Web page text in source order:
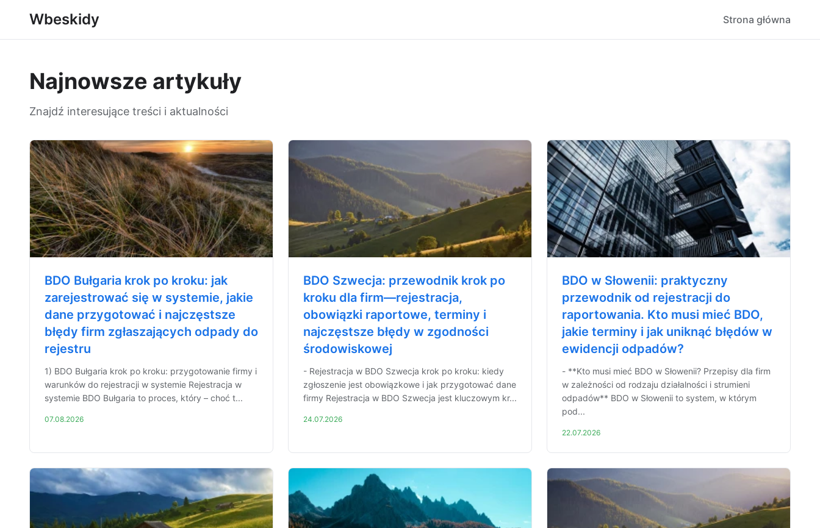
Wbeskidy Strona główna
Najnowsze artykuły
Znajdź interesujące treści i aktualności
BDO Bułgaria krok po kroku: jak
zarejestrować się w systemie, jakie
dane przygotować i najczęstsze
błędy firm zgłaszających odpady do
rejestru
1) BDO Bułgaria krok po kroku: przygotowanie firmy i
warunków do rejestracji w systemie Rejestracja w
systemie BDO Bułgaria to proces, który – choć t...
07.08.2026
BDO Szwecja: przewodnik krok po
kroku dla firm—rejestracja,
obowiązki raportowe, terminy i
najczęstsze błędy w zgodności
środowiskowej
- Rejestracja w BDO Szwecja krok po kroku: kiedy
zgłoszenie jest obowiązkowe i jak przygotować dane
firmy Rejestracja w BDO Szwecja jest kluczowym kr...
24.07.2026
BDO w Słowenii: praktyczny
przewodnik od rejestracji do
raportowania. Kto musi mieć BDO,
jakie terminy i jak uniknąć błędów w
ewidencji odpadów?
- **Kto musi mieć BDO w Słowenii? Przepisy dla firm
w zależności od rodzaju działalności i strumieni
odpadów** BDO w Słowenii to system, w którym
pod...
22.07.2026